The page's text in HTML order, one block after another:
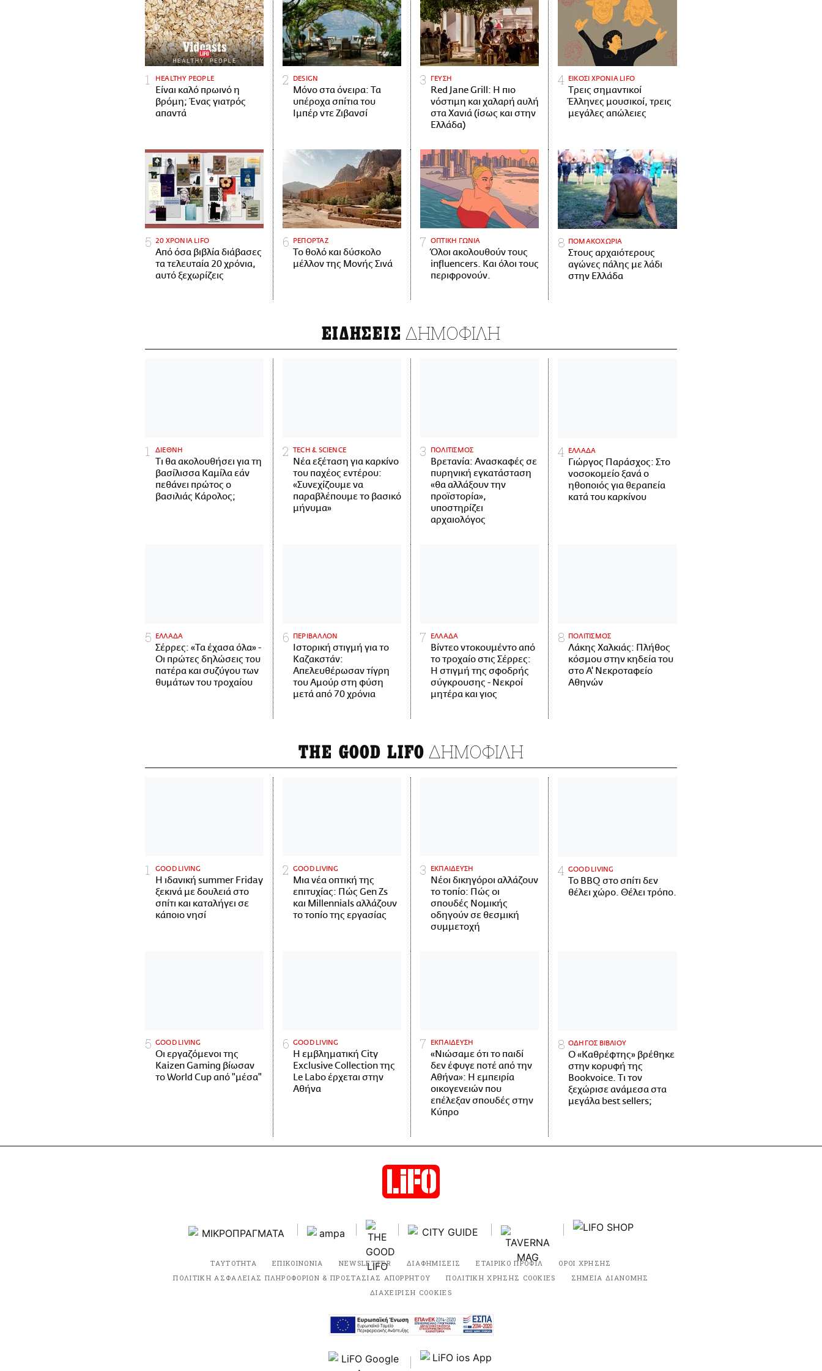
HEALTHY PEOPLE
Είναι καλό πρωινό η
βρόμη; Ένας γιατρός
απαντά
DESIGN
Μόνο στα όνειρα: Τα
υπέροχα σπίτια του
Ιμπέρ ντε Ζιβανσί
ΓΕΥΣΗ
Red Jane Grill: Η πιο
νόστιμη και χαλαρή αυλή
στα Χανιά (ίσως και στην
Ελλάδα)
ΕΙΚΟΣΙ ΧΡΟΝΙΑ LIFO
Tρεις σημαντικοί
Έλληνες μουσικοί, τρεις
μεγάλες απώλειες
20 ΧΡΟΝΙΑ LIFO
Από όσα βιβλία διάβασες
τα τελευταία 20 χρόνια,
αυτό ξεχωρίζεις
ΡΕΠΟΡΤΑΖ
Το θολό και δύσκολο
μέλλον της Μονής Σινά
ΟΠΤΙΚΗ ΓΩΝΙΑ
Όλοι ακολουθούν τους
influencers. Και όλοι τους
περιφρονούν.
ΠΟΜΑΚΟΧΩΡΙΑ
Στους αρχαιότερους
αγώνες πάλης με λάδι
στην Ελλάδα
ΕΙΔΗΣΕΙΣ ΔΗΜΟΦΙΛΗ
ΔΙΕΘΝΗ
Τι θα ακολουθήσει για τη
βασίλισσα Καμίλα εάν
πεθάνει πρώτος ο
βασιλιάς Κάρολος;
ΤECH & SCIENCE
Νέα εξέταση για καρκίνο
του παχέος εντέρου:
«Συνεχίζουμε να
παραβλέπουμε το βασικό
μήνυμα»
ΠΟΛΙΤΙΣΜΟΣ
Βρετανία: Ανασκαφές σε
πυρηνική εγκατάσταση
«θα αλλάξουν την
προϊστορία»,
υποστηρίζει
αρχαιολόγος
ΕΛΛΑΔΑ
Γιώργος Παράσχος: Στο
νοσοκομείο ξανά ο
ηθοποιός για θεραπεία
κατά του καρκίνου
ΕΛΛΑΔΑ
Σέρρες: «Τα έχασα όλα» -
Οι πρώτες δηλώσεις του
πατέρα και συζύγου των
θυμάτων του τροχαίου
ΠΕΡΙΒΑΛΛΟΝ
Ιστορική στιγμή για το
Καζακστάν:
Απελευθέρωσαν τίγρη
του Αμούρ στη φύση
μετά από 70 χρόνια
ΕΛΛΑΔΑ
Βίντεο ντοκουμέντο από
το τροχαίο στις Σέρρες:
Η στιγμή της σφοδρής
σύγκρουσης - Νεκροί
μητέρα και γιος
ΠΟΛΙΤΙΣΜΟΣ
Λάκης Χαλκιάς: Πλήθος
κόσμου στην κηδεία του
στο Α' Νεκροταφείο
Αθηνών
THE GOOD LIFO ΔΗΜΟΦΙΛΗ
GOOD LIVING
Η ιδανική summer Friday
ξεκινά με δουλειά στο
σπίτι και καταλήγει σε
κάποιο νησί
GOOD LIVING
Μια νέα οπτική της
επιτυχίας: Πώς Gen Zs
και Millennials αλλάζουν
το τοπίο της εργασίας
ΕΚΠΑΙΔΕΥΣΗ
Νέοι δικηγόροι αλλάζουν
το τοπίο: Πώς οι
σπουδές Νομικής
οδηγούν σε θεσμική
συμμετοχή
GOOD LIVING
Το BBQ στο σπίτι δεν
θέλει χώρο. Θέλει τρόπο.
GOOD LIVING
Οι εργαζόμενοι της
Kaizen Gaming βίωσαν
το World Cup από "μέσα"
GOOD LIVING
Η εμβληματική City
Exclusive Collection της
Le Labo έρχεται στην
Αθήνα
ΕΚΠΑΙΔΕΥΣΗ
«Νιώσαμε ότι το παιδί
δεν έφυγε ποτέ από την
Αθήνα»: Η εμπειρία
οικογενειών που
επέλεξαν σπουδές στην
Κύπρο
ΟΔΗΓΟΣ ΒΙΒΛΙΟΥ
Ο «Καθρέφτης» βρέθηκε
στην κορυφή της
Bookvoice. Τι τον
ξεχώρισε ανάμεσα στα
μεγάλα best sellers;
ΤΑΥΤΟΤΗΤΑ ΕΠΙΚΟΙΝΩΝΙΑ NEWSLETTER ΔΙΑΦΗΜΙΣΕΙΣ ΕΤΑΙΡΙΚΟ ΠΡΟΦΙΛ
ΟΡΟΙ ΧΡΗΣΗΣ
ΠΟΛΙΤΙΚΗ ΑΣΦΑΛΕΙΑΣ ΠΛΗΡΟΦΟΡΙΩΝ & ΠΡΟΣΤΑΣΙΑΣ ΑΠΟΡΡΗΤΟΥ
ΠΟΛΙΤΙΚΗ ΧΡΗΣΗΣ COOKIES
ΣΗΜΕΙΑ ΔΙΑΝΟΜΗΣ
ΔΙΑΧΕΙΡΙΣΗ COOKIES